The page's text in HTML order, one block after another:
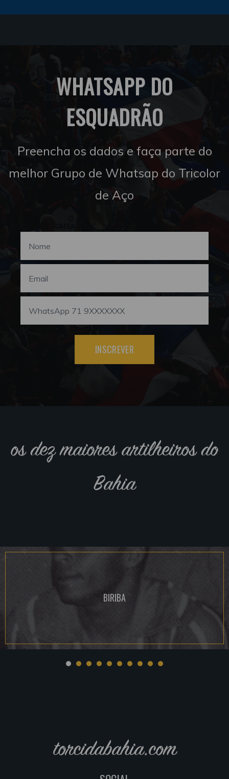
WHATSAPP DO
ESQUADRÃO
Preencha os dados e faça parte do
melhor Grupo de Whatsap do Tricolor
de Aço
INSCREVER
os dez maiores artilheiros do
Bahia
BIRIBA
torcidabahia.com